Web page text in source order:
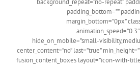
padding_bottom=””
margin_bottom=”0px”
hide_on_mobile=”small-
center_content=”no” last=”true”
first=”true”][fusion_content_boxes layout=”icon-with-